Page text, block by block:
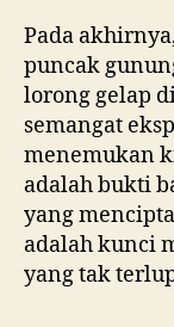
Pada
puncak
lorong gelap
semangat
menemukan
adalah bukti
yang
adalah kunci
yang tak